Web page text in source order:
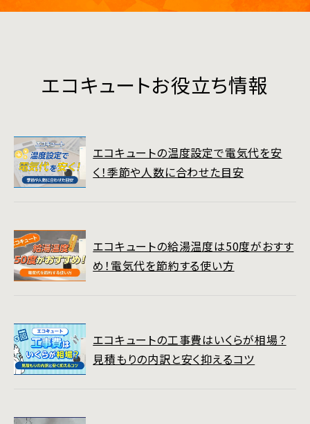
エコキュートお役立ち情報
エコキュートの温度設定で電気代を安
く！季節や人数に合わせた目安
エコキュートの給湯温度は50度がおすす
め！電気代を節約する使い方
エコキュートの工事費はいくらが相場？
見積もりの内訳と安く抑えるコツ